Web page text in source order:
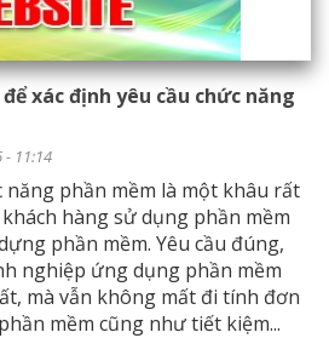
xác định yêu cầu chức năng
- 11:14
năng phần mềm là một khâu rất
hàng sử dụng phần mềm
phần mềm. Yêu cầu đúng,
nghiệp ứng dụng phần mềm
mà vẫn không mất đi tính đơn
mềm cũng như tiết kiệm...